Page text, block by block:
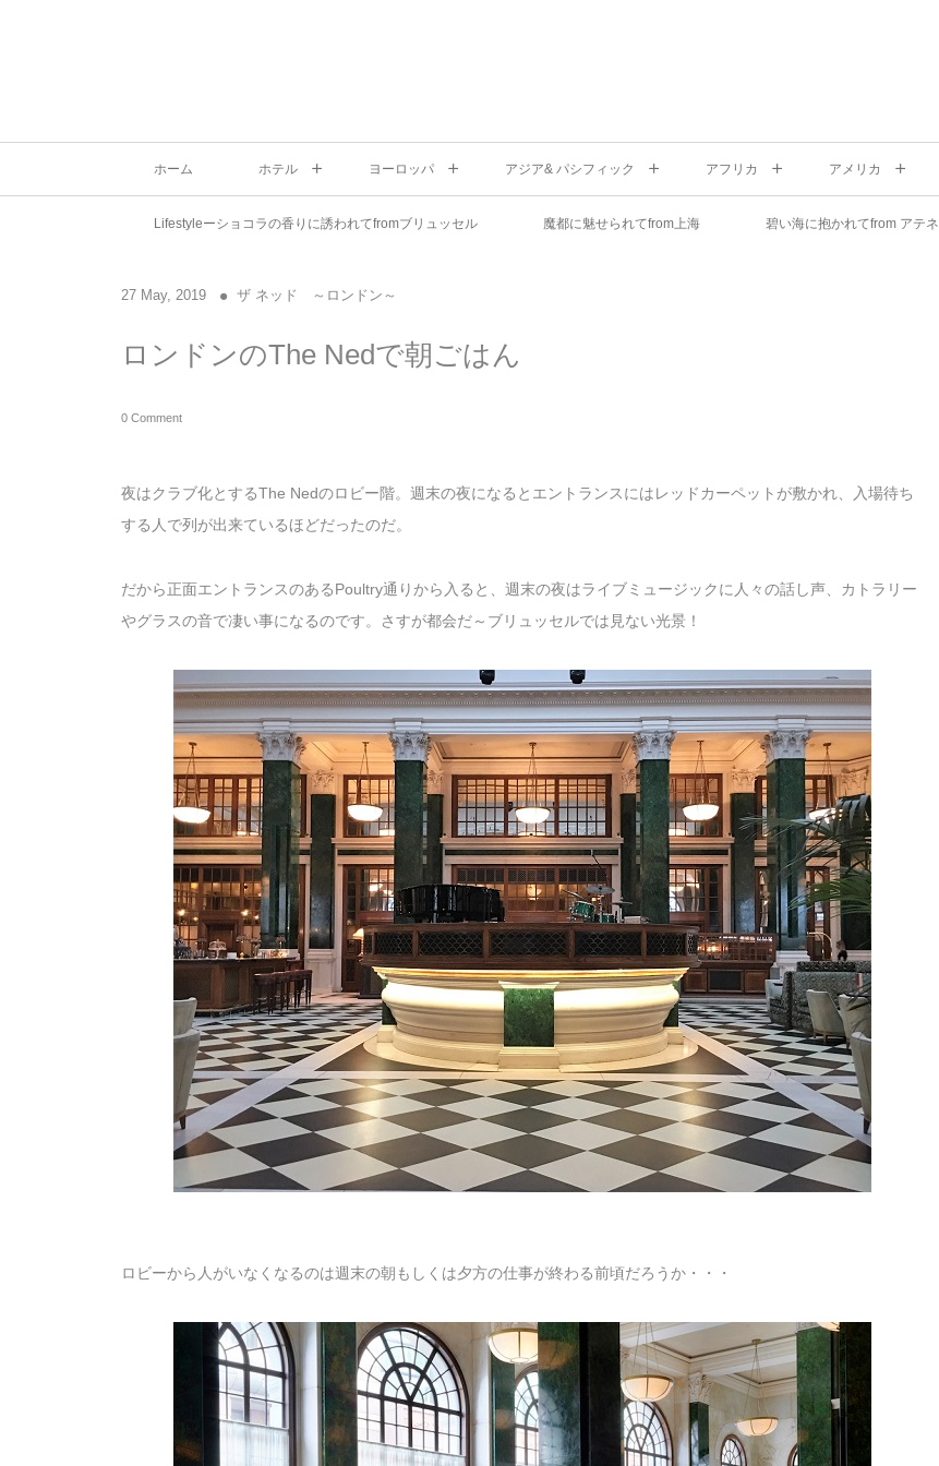
ホーム ホテル ヨーロッパ アジア& パシフィック アフリカ アメリカ
Lifestyleーショコラの香りに誘われてfromブリュッセル 魔都に魅せられてfrom上海 碧い海に抱かれてfrom アテネ
27 May, 2019 ザ ネッド ～ロンドン～
ロンドンのThe Nedで朝ごはん
0 Comment
夜はクラブ化とするThe Nedのロビー階。週末の夜になるとエントランスにはレッドカーペットが敷かれ、入場待ち
する人で列が出来ているほどだったのだ。
だから正面エントランスのあるPoultry通りから入ると、週末の夜はライブミュージックに人々の話し声、カトラリー
やグラスの音で凄い事になるのです。さすが都会だ～ブリュッセルでは見ない光景！
ロビーから人がいなくなるのは週末の朝もしくは夕方の仕事が終わる前頃だろうか・・・